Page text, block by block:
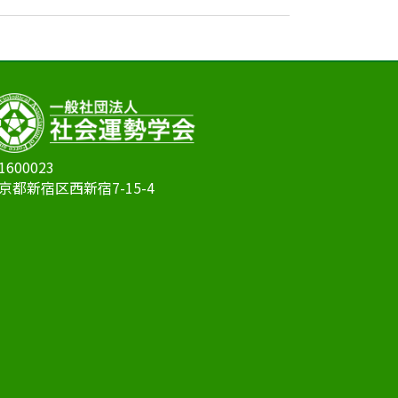
都新宿区西新宿7-15-4